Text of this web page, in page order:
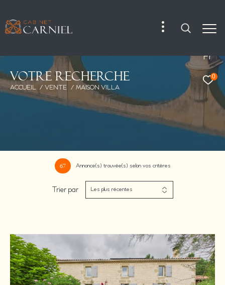
Fr
0
Votre recherche
ACCUEIL VENTE MAISON VILLA
67 Annonce(s) trouvée(s) selon vos critères
Trier par Les plus récentes